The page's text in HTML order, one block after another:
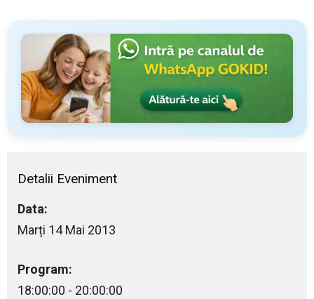
Detalii Eveniment
Data:
Marți 14 Mai 2013
Program:
18:00:00 - 20:00:00